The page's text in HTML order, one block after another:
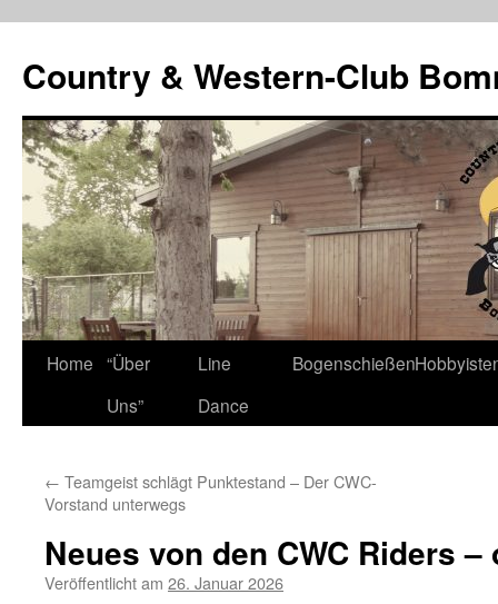
Country & Western-Club
Skip
Home “Über
Uns”
Line
Dance
Bogenschießen
← Teamgeist schlägt Punktestand – Der CWC-
Vorstand unterwegs
Neues von den CWC Riders
Veröffentlicht am 26. Januar 2026